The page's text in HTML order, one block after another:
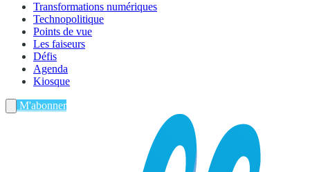
Transformations numériques
Technopolitique
Points de vue
Les faiseurs
Défis
Agenda
Kiosque
M'abonner